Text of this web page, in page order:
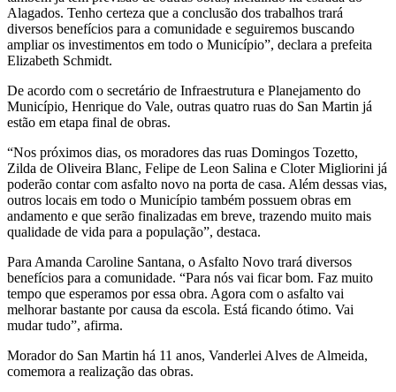
Alagados. Tenho certeza que a conclusão dos trabalhos trará
diversos benefícios para a comunidade e seguiremos buscando
ampliar os investimentos em todo o Município”, declara a prefeita
Elizabeth Schmidt.
De acordo com o secretário de Infraestrutura e Planejamento do
Município, Henrique do Vale, outras quatro ruas do San Martin já
estão em etapa final de obras.
“Nos próximos dias, os moradores das ruas Domingos Tozetto,
Zilda de Oliveira Blanc, Felipe de Leon Salina e Cloter Migliorini já
poderão contar com asfalto novo na porta de casa. Além dessas vias,
outros locais em todo o Município também possuem obras em
andamento e que serão finalizadas em breve, trazendo muito mais
qualidade de vida para a população”, destaca.
Para Amanda Caroline Santana, o Asfalto Novo trará diversos
benefícios para a comunidade. “Para nós vai ficar bom. Faz muito
tempo que esperamos por essa obra. Agora com o asfalto vai
melhorar bastante por causa da escola. Está ficando ótimo. Vai
mudar tudo”, afirma.
Morador do San Martin há 11 anos, Vanderlei Alves de Almeida,
comemora a realização das obras.